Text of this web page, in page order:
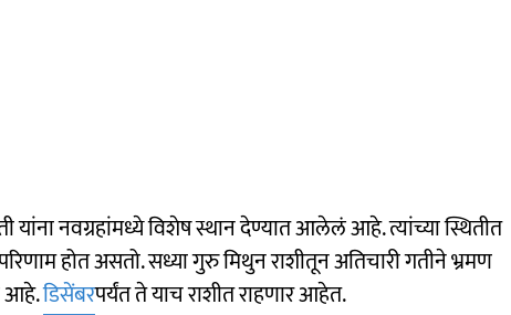
यांना नवग्रहांमध्ये विशेष स्थान देण्यात आलेलं आहे. त्यांच्या स्थितीत
परिणाम होत असतो. सध्या गुरु मिथुन राशीतून अतिचारी गतीने भ्रमण
आहे.डिसेंबरपर्यंत ते याच राशीत राहणार आहेत.